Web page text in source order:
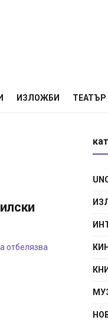
ИЗЛОЖБИ ТЕАТЪР
отбелязва